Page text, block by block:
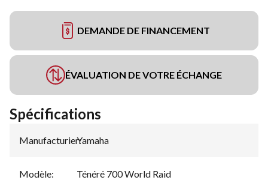
DEMANDE DE FINANCEMENT
ÉVALUATION DE VOTRE ÉCHANGE
Spécifications
Manufacturier:
Yamaha
Modèle: Ténéré 700 World Raid